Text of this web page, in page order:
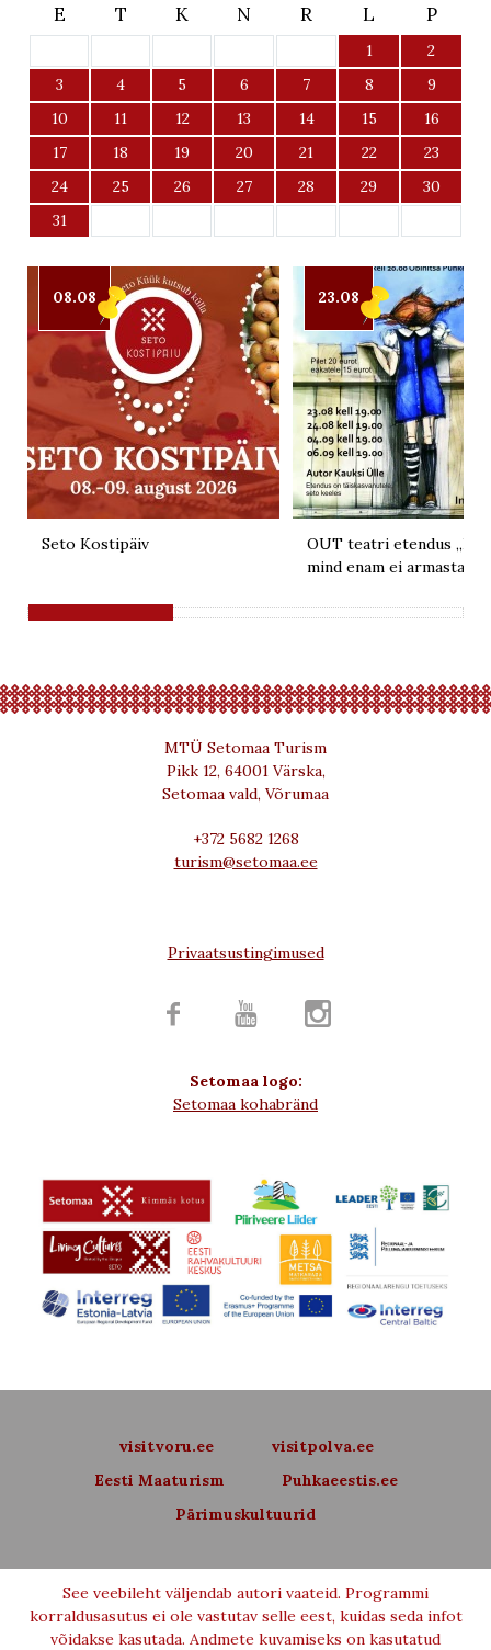
E T K N R L P
1
2
3
4 5 6 7 8
9
10
11 12 13 14 15
16
17
18 19 20 21 22
23
24
25 26 27 28 29
30
31
08.08
Seto Kostipäiv
23.08
OUT teatri etendus „Kui
mind enam ei armasta“
MTÜ Setomaa Turism
Pikk 12, 64001 Värska,
Setomaa vald, Võrumaa
+372 5682 1268
turism@setomaa.ee
Privaatsustingimused
  
Setomaa logo:
Setomaa kohabränd
visitvoru.ee
visitpolva.ee
Eesti Maaturism
Puhkaeestis.ee
Pärimuskultuurid
See veebileht väljendab autori vaateid. Programmi
korraldusasutus ei ole vastutav selle eest, kuidas seda infot
võidakse kasutada. Andmete kuvamiseks on kasutatud